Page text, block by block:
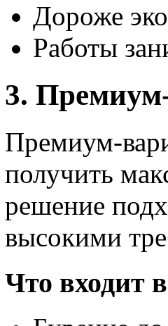
Дороже
Работы
3.
Премиум-
получить
решение
высокими
Что входит